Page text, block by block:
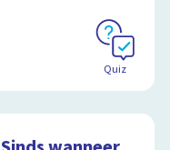
Quiz